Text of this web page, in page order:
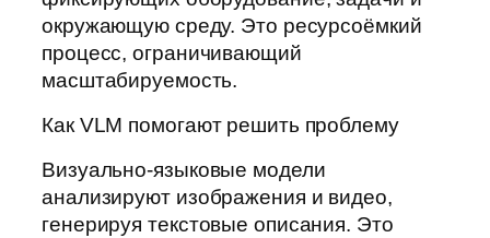
окружающую среду. Это ресурсоёмкий
процесс, ограничивающий
масштабируемость.
Как VLM помогают решить проблему
Визуально-языковые модели
анализируют изображения и видео,
генерируя текстовые описания. Это